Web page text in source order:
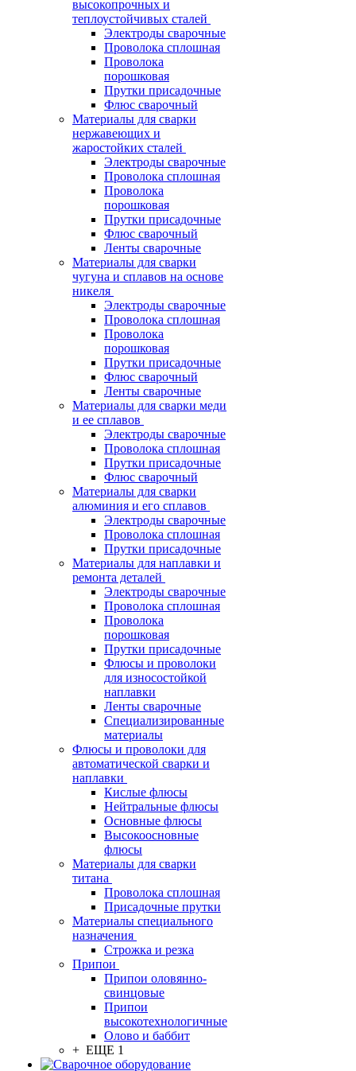
высокопрочных и
теплоустойчивых сталей
Электроды сварочные
Проволока сплошная
Проволока
порошковая
Прутки присадочные
Флюс сварочный
Материалы для сварки
нержавеющих и
жаростойких сталей
Электроды сварочные
Проволока сплошная
Проволока
порошковая
Прутки присадочные
Флюс сварочный
Ленты сварочные
Материалы для сварки
чугуна и сплавов на основе
никеля
Электроды сварочные
Проволока сплошная
Проволока
порошковая
Прутки присадочные
Флюс сварочный
Ленты сварочные
Материалы для сварки меди
и ее сплавов
Электроды сварочные
Проволока сплошная
Прутки присадочные
Флюс сварочный
Материалы для сварки
алюминия и его сплавов
Электроды сварочные
Проволока сплошная
Прутки присадочные
Материалы для наплавки и
ремонта деталей
Электроды сварочные
Проволока сплошная
Проволока
порошковая
Прутки присадочные
Флюсы и проволоки
для износостойкой
наплавки
Ленты сварочные
Специализированные
материалы
Флюсы и проволоки для
автоматической сварки и
наплавки
Кислые флюсы
Нейтральные флюсы
Основные флюсы
Высокоосновные
флюсы
Материалы для сварки
титана
Проволока сплошная
Присадочные прутки
Материалы специального
назначения
Строжка и резка
Припои
Припои оловянно-
свинцовые
Припои
высокотехнологичные
Олово и баббит
+ ЕЩЕ 1